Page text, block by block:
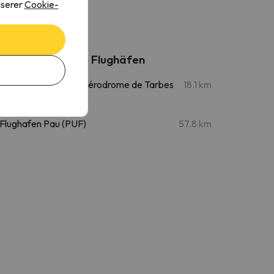
Nahegelegene Flughäfen
Flughafen Tarbes - Aérodrome de Tarbes
18.1 km
Flughafen Pau (PUF) 57.8 km
Cookie-